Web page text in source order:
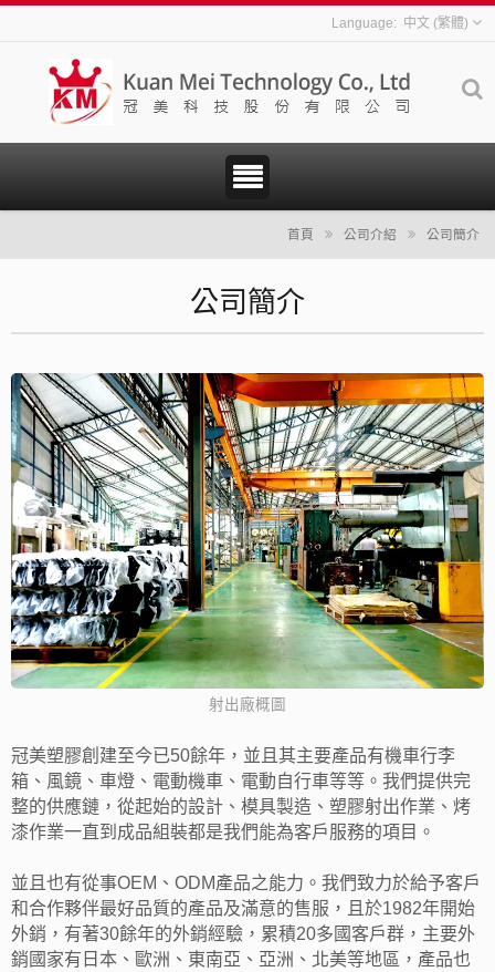
中文 (繁體)
首頁 公司介紹 公司簡介
公司簡介
射出廠概圖
冠美塑膠創建至今已50餘年，並且其主要產品有機車行李
箱、風鏡、車燈、電動機車、電動自行車等等。我們提供完
整的供應鏈，從起始的設計、模具製造、塑膠射出作業、烤
漆作業一直到成品組裝都是我們能為客戶服務的項目。
並且也有從事OEM、ODM產品之能力。我們致力於給予客戶
和合作夥伴最好品質的產品及滿意的售服，且於1982年開始
外銷，有著30餘年的外銷經驗，累積20多國客戶群，主要外
銷國家有日本、歐洲、東南亞、亞洲、北美等地區，產品也